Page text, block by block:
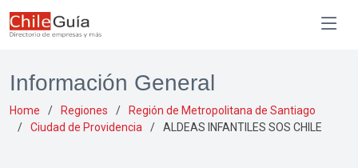
Información General
Home Regiones
Región de Metropolitana de Santiago
Ciudad de Providencia
ALDEAS INFANTILES SOS CHILE